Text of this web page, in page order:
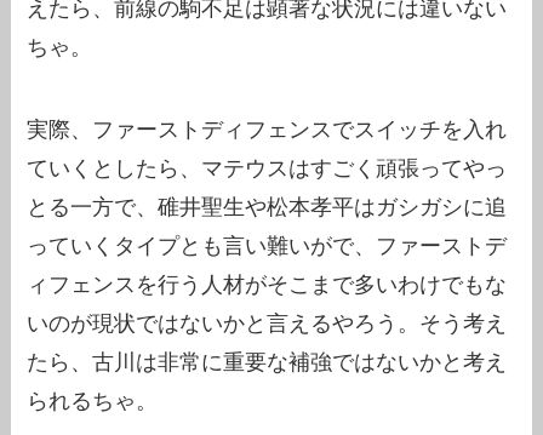
えたら、前線の駒不足は顕著な状況には違いない
ちゃ。
実際、ファーストディフェンスでスイッチを入れ
ていくとしたら、マテウスはすごく頑張ってやっ
とる一方で、碓井聖生や松本孝平はガシガシに追
っていくタイプとも言い難いがで、ファーストデ
ィフェンスを行う人材がそこまで多いわけでもな
いのが現状ではないかと言えるやろう。そう考え
たら、古川は非常に重要な補強ではないかと考え
られるちゃ。